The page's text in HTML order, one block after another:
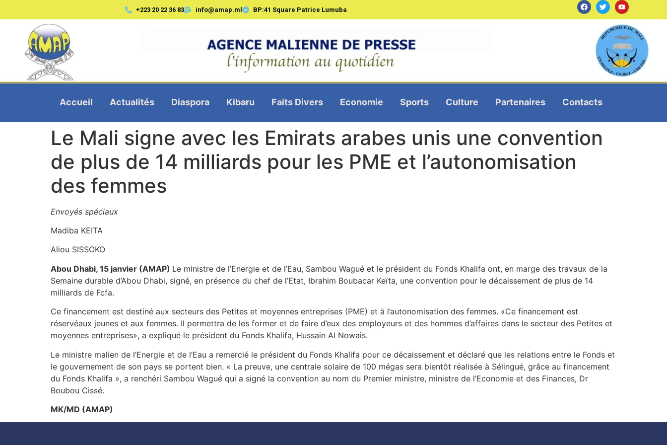
+223 20 22 36 83 info@amap.ml BP:41 Square Patrice Lumuba
Accueil Actualités Diaspora Kibaru Faits Divers Economie Sports Culture Partenaires Contacts
Le Mali signe avec les Emirats arabes unis une convention
de plus de 14 milliards pour les PME et l’autonomisation
des femmes
Envoyés spéciaux
Madiba KEITA
Aliou SISSOKO
Abou Dhabi, 15 janvier (AMAP) Le ministre de l’Energie et de l’Eau, Sambou Wagué et le président du Fonds Khalifa ont, en marge des travaux de la
Semaine durable d’Abou Dhabi, signé, en présence du chef de l’Etat, Ibrahim Boubacar Keïta, une convention pour le décaissement de plus de 14
milliards de Fcfa.
Ce financement est destiné aux secteurs des Petites et moyennes entreprises (PME) et à l’autonomisation des femmes. «Ce financement est
réservéaux jeunes et aux femmes. Il permettra de les former et de faire d’eux des employeurs et des hommes d’affaires dans le secteur des Petites et
moyennes entreprises», a expliqué le président du Fonds Khalifa, Hussain Al Nowais.
Le ministre malien de l’Energie et de l’Eau a remercié le président du Fonds Khalifa pour ce décaissement et déclaré que les relations entre le Fonds et
le gouvernement de son pays se portent bien. « La preuve, une centrale solaire de 100 mégas sera bientôt réalisée à Sélingué, grâce au financement
du Fonds Khalifa », a renchéri Sambou Wagué qui a signé la convention au nom du Premier ministre, ministre de l’Economie et des Finances, Dr
Boubou Cissé.
MK/MD (AMAP)